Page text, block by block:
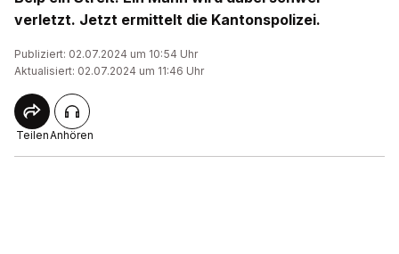
verletzt. Jetzt ermittelt die Kantonspolizei.
Publiziert: 02.07.2024 um 10:54 Uhr
Aktualisiert: 02.07.2024 um 11:46 Uhr
TeilenAnhören